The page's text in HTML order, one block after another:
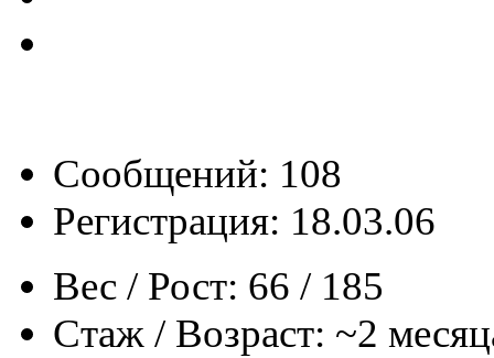
Сообщений: 108
Регистрация: 18.03.06
Вес / Рост: 66 / 185
Стаж / Возраст: ~2